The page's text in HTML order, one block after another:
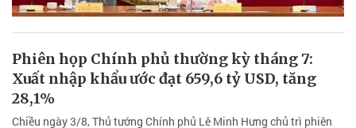
Phiên họp Chính phủ thường kỳ tháng 7:
Xuất nhập khẩu ước đạt 659,6 tỷ USD, tăng
28,1%
Chiều ngày 3/8, Thủ tướng Chính phủ Lê Minh Hưng chủ trì phiên